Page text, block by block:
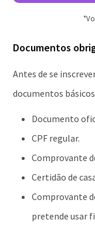
Documentos
Antes de se
documentos
Documento
CPF regular.
Comprovante
Certidão de
Comprovante
pretende usar